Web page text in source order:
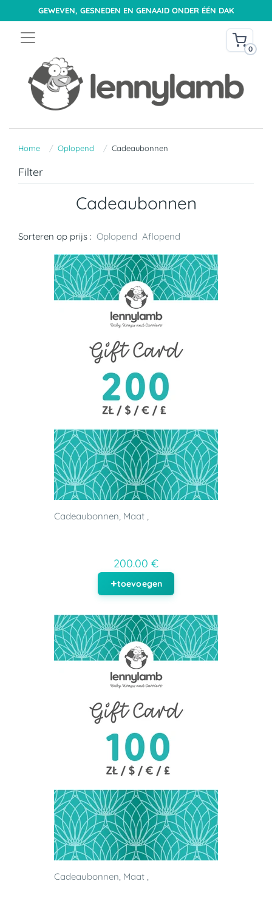
GEWEVEN, GESNEDEN EN GENAAID ONDER ÉÉN DAK
0
Home Oplopend Cadeaubonnen
Filter
Cadeaubonnen
Sorteren op prijs : Oplopend Aflopend
Cadeaubonnen, Maat ,
200.00 €
toevoegen
Cadeaubonnen, Maat ,